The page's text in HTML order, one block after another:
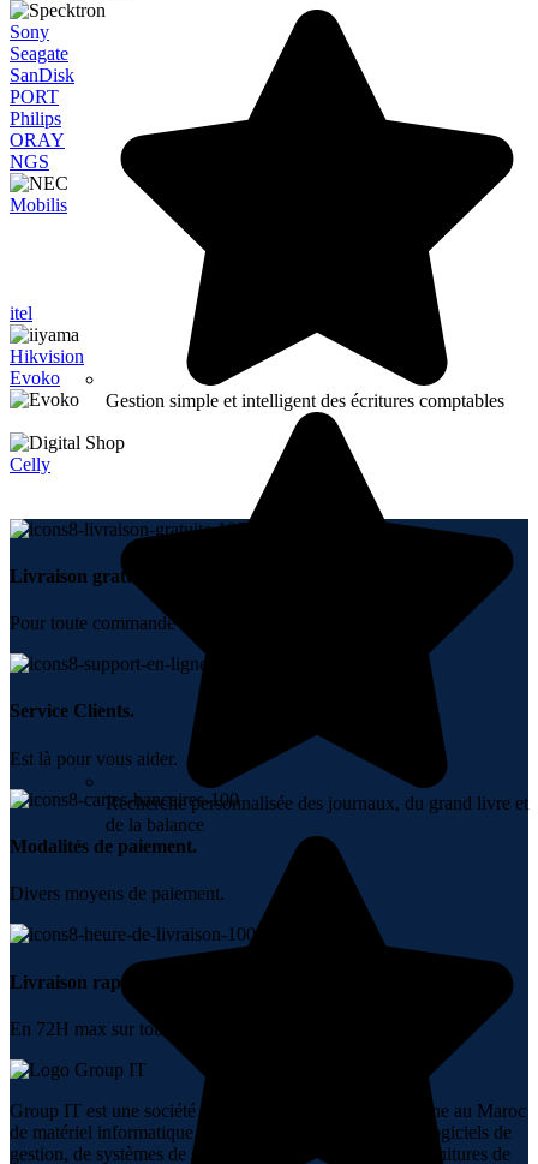
Gestion simple et intelligent des écritures comptables
Recherche personnalisée des journaux, du grand livre et
de la balance
Sony
Seagate
SanDisk
PORT
Philips
ORAY
NGS
Mobilis
itel
Hikvision
Evoko
Celly
Livraison gratuite.
Pour toute commande + 10000 DH.
Service Clients.
Est là pour vous aider.
Modalités de paiement.
Divers moyens de paiement.
Livraison rapide.
En 72H max sur tout le Maroc.
Group IT est une société spécialisée dans la vente en ligne au Maroc
de matériel informatique, de réseaux, de téléphonie, de logiciels de
gestion, de systèmes de sécurité, d’audiovisuel et de fournitures de